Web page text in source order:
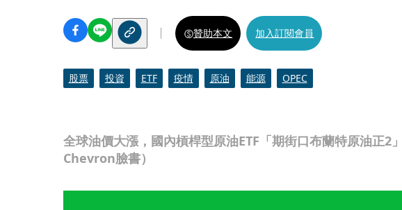
全球油價大漲，國內槓桿型原油ETF「期街口布蘭特原油正2
Chevron臉書）
贊助本文 加入訂閱會員
股票 投資 ETF 疫情 原油 能源 OPEC